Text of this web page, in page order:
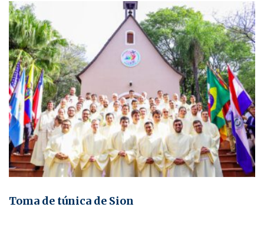
Toma de túnica de Sion